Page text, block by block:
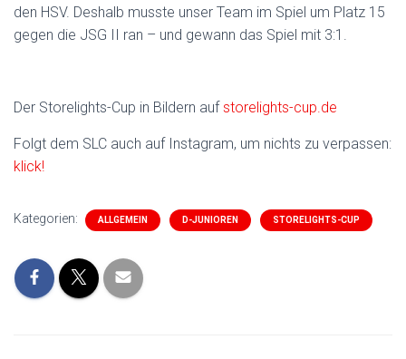
den HSV. Deshalb musste unser Team im Spiel um Platz 15
gegen die JSG II ran – und gewann das Spiel mit 3:1.
Der Storelights-Cup in Bildern aufstorelights-cup.de
Folgt dem SLC auch auf Instagram, um nichts zu verpassen:
klick!
Kategorien: ALLGEMEIN D-JUNIOREN STORELIGHTS-CUP